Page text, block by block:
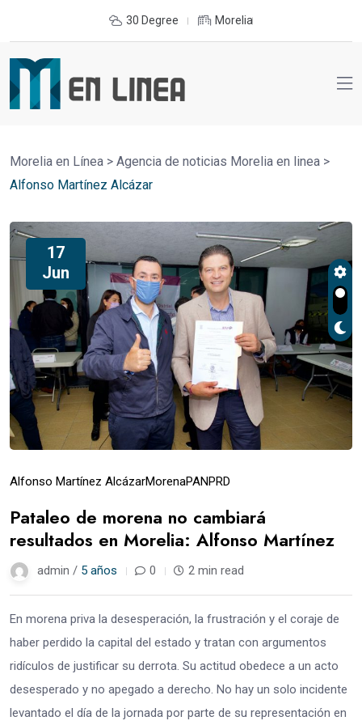
30 Degree Morelia
Morelia en Línea > Agencia de noticias Morelia en linea >
Alfonso Martínez Alcázar
17
Jun
Alfonso Martínez AlcázarMorenaPANPRD
Pataleo de morena no cambiará
resultados en Morelia: Alfonso Martínez
admin / 5 años 0 2 min read
En morena priva la desesperación, la frustración y el coraje de
haber perdido la capital del estado y tratan con argumentos
ridículos de justificar su derrota. Su actitud obedece a un acto
desesperado y no apegado a derecho. No hay un solo incidente
levantado el día de la jornada por parte de su representación en